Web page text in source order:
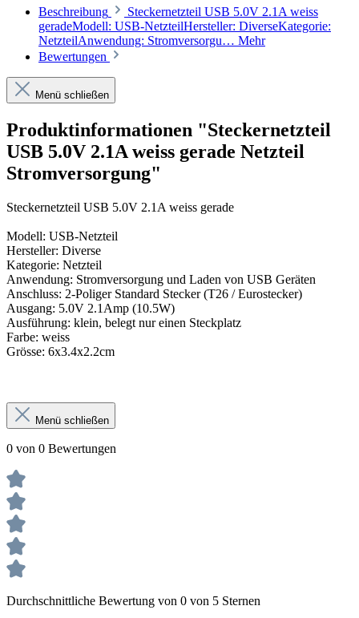
Beschreibung
Steckernetzteil USB 5.0V 2.1A weiss
geradeModell: USB-NetzteilHersteller: DiverseKategorie:
NetzteilAnwendung: Stromversorgu… Mehr
Bewertungen
Menü schließen
Produktinformationen "Steckernetzteil
USB 5.0V 2.1A weiss gerade Netzteil
Stromversorgung"
Steckernetzteil USB 5.0V 2.1A weiss gerade
Modell: USB-Netzteil
Hersteller: Diverse
Kategorie: Netzteil
Anwendung: Stromversorgung und Laden von USB Geräten
Anschluss: 2-Poliger Standard Stecker (T26 / Eurostecker)
Ausgang: 5.0V 2.1Amp (10.5W)
Ausführung: klein, belegt nur einen Steckplatz
Farbe: weiss
Grösse: 6x3.4x2.2cm
Menü schließen
0 von 0 Bewertungen
Durchschnittliche Bewertung von 0 von 5 Sternen